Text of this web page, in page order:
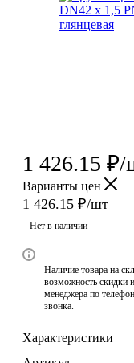
1 426.15 ₽/
Варианты цен
1 426.15 ₽/шт
Нет в наличии
Наличие товара на
возможность скидки
менеджера по
звонка.
Характеристики